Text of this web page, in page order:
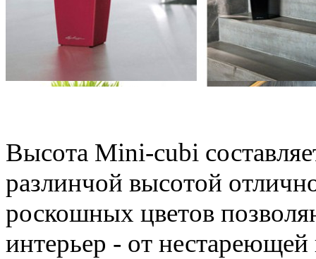
Высота Mini-cubi
разлинчой высотой
роскошных цветов
интерьер - от